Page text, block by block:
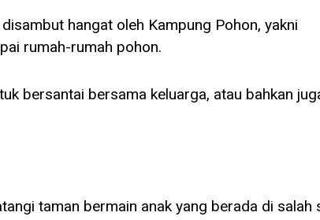
hangat oleh Kampung Pohon, yakni
rumah-rumah pohon.
bersantai bersama keluarga, atau bahkan
taman bermain anak yang berada di salah